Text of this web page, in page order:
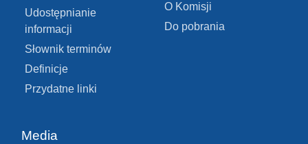
Udostępnianie
informacji
Słownik terminów
Definicje
Przydatne linki
O Komisji
Do pobrania
Media